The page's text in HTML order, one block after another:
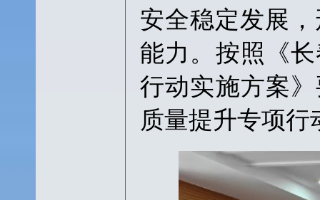
安全稳定发展
能力。按照《
行动实施方案
质量提升专项行